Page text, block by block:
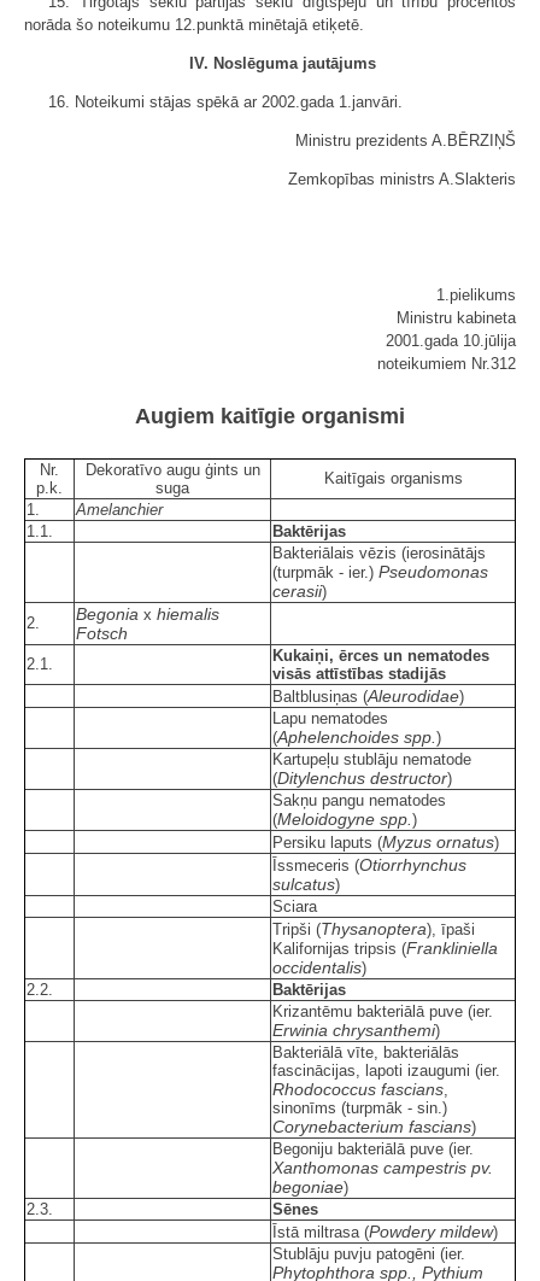
norāda šo noteikumu 12.punktā minētajā etiķetē.
IV. Noslēguma jautājums
16. Noteikumi stājas spēkā ar 2002.gada 1.janvāri.
Ministru prezidents A.BĒRZIŅŠ
Zemkopības ministrs A.Slakteris
1.pielikums
Ministru kabineta
2001.gada 10.jūlija
noteikumiem Nr.312
Augiem kaitīgie organismi
Nr.
p.k.
Dekoratīvo augu ģints un
suga
Kaitīgais organisms
1.
Amelanchier
1.1.
Baktērijas
Bakteriālais vēzis (ierosinātājs
(turpmāk - ier.) Pseudomonas
cerasii)
2.
Begonia x hiemalis
Fotsch
2.1.
Kukaiņi, ērces un nematodes
visās attīstības stadijās
Baltblusiņas (Aleurodidae)
Lapu nematodes
(Aphelenchoides spp. )
Kartupeļu stublāju nematode
(Ditylenchus destructor)
Sakņu pangu nematodes
(Meloidogyne spp. )
Persiku laputs (Myzus ornatus)
Īssmeceris (Otiorrhynchus
sulcatus)
Sciara
Tripši (Thysanoptera), īpaši
Kalifornijas tripsis (Frankliniella
occidentalis)
2.2.
Baktērijas
Krizantēmu bakteriālā puve (ier.
Erwinia chrysanthemi)
Bakteriālā vīte, bakteriālās
fascinācijas, lapoti izaugumi (ier.
Rhodococcus fascians
sinonīms (turpmāk - sin.)
Corynebacterium fascians)
Begoniju bakteriālā puve (ier.
Xanthomonas campestris pv.
begoniae)
2.3.
Sēnes
Īstā miltrasa (Powdery mildew)
Stublāju puvju patogēni (ier.
Phytophthora spp., Pythium